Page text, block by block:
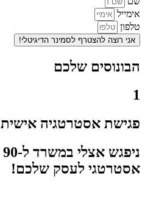
אימייל
טלפון
אני רוצה להצטרף לסמינר הדיגיטלי!
הבונוסים שלכם
1
פגישת אסטרטגיה אישית
אסטרטגי לעסק שלכם!